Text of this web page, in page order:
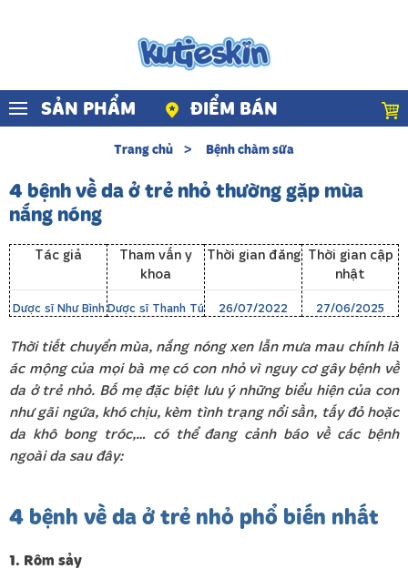
Skip to main content
SẢN PHẨM ĐIỂM BÁN
Trang chủ Bệnh chàm sữa
4 bệnh về da ở trẻ nhỏ thường gặp mùa
nắng nóng
Tác giả
Dược sĩ Như Bình
Tham vấn y
khoa
Dược sĩ Thanh Tú
Thời gian đăng
26/07/2022
Thời gian cập
nhật
27/06/2025
Thời tiết chuyển mùa, nắng nóng xen lẫn mưa mau chính là
ác mộng của mọi bà mẹ có con nhỏ vì nguy cơ gây bệnh về
da ở trẻ nhỏ. Bố mẹ đặc biệt lưu ý những biểu hiện của con
như gãi ngứa, khó chịu, kèm tình trạng nổi sần, tấy đỏ hoặc
da khô bong tróc,… có thể đang cảnh báo về các bệnh
ngoài da sau đây:
4 bệnh về da ở trẻ nhỏ phổ biến nhất
1. Rôm sảy